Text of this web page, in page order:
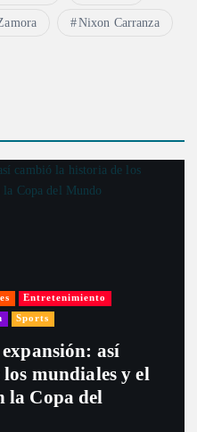
Nixon Carranza
Entretenimiento
Sports
así
mundiales y el
la Copa del